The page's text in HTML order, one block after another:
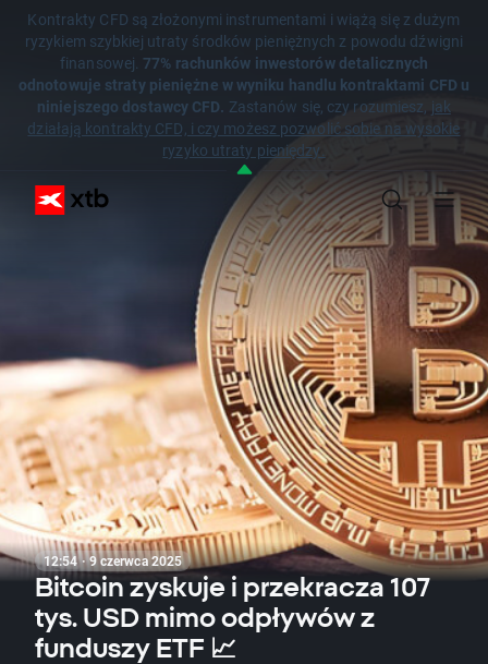
Kontrakty CFD są złożonymi instrumentami i wiążą się z dużym
ryzykiem szybkiej utraty środków pieniężnych z powodu dźwigni
finansowej. 77% rachunków inwestorów detalicznych
odnotowuje straty pieniężne w wyniku handlu kontraktami CFD u
niniejszego dostawcy CFD. Zastanów się, czy rozumiesz, jak
działają kontrakty CFD, i czy możesz pozwolić sobie na wysokie
ryzyko utraty pieniędzy.
12:54 · 9 czerwca 2025
Bitcoin zyskuje i przekracza 107
tys. USD mimo odpływów z
funduszy ETF 📈